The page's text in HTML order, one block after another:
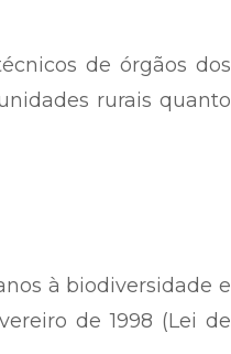
de órgãos dos
rurais quanto
à biodiversidade e
de 1998 (Lei de